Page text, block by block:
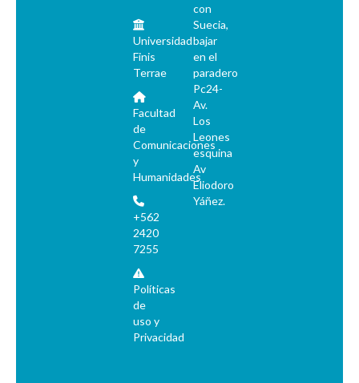
Universidad
Finis
Terrae
Facultad
de
Comunicaciones
y
Humanidades
+562
2420
7255
Políticas
de
uso y
Privacidad
con
Suecia,
bajar
en el
paradero
Pc24-
Av.
Los
Leones
esquina
Av
Eliodoro
Yáñez.